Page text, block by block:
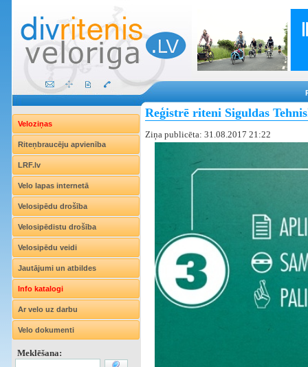
Veloziņas
Riteņbraucēju apvienība
LRF.lv
Velo lapas internetā
Velosipēdu drošība
Velosipēdistu drošība
Velosipēdu veidi
Jautājumi un atbildes
Info katalogi
Ar velo uz darbu
Velo dokumenti
Meklēšana:
Reģistrē riteni Siguldas
Ziņa publicēta: 31.08.2017 21:22